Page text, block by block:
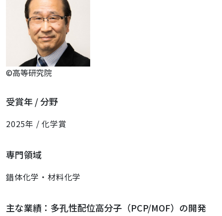
©高等研究院
受賞年 / 分野
2025年 / 化学賞
専門領域
錯体化学・材料化学
主な業績：多孔性配位高分子（PCP/MOF）の開発